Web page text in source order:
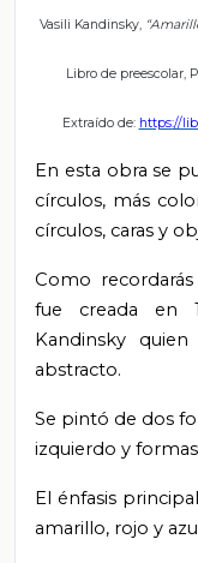
Vasili Kandinsky,
Libro de preescolar,
Extraído de: https://
En esta obra se
círculos, más
círculos, caras y
Como
fue creada en
Kandinsky
abstracto.
Se pintó de dos
izquierdo y
El énfasis
amarillo, rojo y